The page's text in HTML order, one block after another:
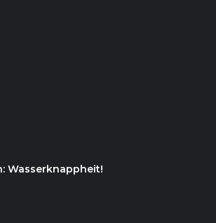
Wasserknappheit!